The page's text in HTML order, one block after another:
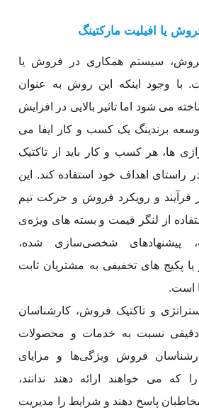
یا افیلیت مارکتینگ
سیستم همکاری در فروش یا
با وجود اینکه این روش به عنوان
می شود اما تاثیر بالایی در افزایش
برندینگ یک کسب و کار ایفا می
ها، هر کسب و کار باید از تاکتیک
اهداف خود استفاده کند. این
فرآیند و رویکرد فروش و حرکت تیم
از لنگر قیمت و بسته های ویژه‌ی
پیشنهادهای شخصی‌سازی شده،
یا پکیج های تخفیفی به مشتریان ثابت
است.
و تاکتیک فروش، کارشناسان
نسبت به خدمات و محصولات
فروش ویژگی‌ها و مزایای
که می خواهند ارائه دهند ندانند،
پاسخ دهند و شرایط را مدیریت